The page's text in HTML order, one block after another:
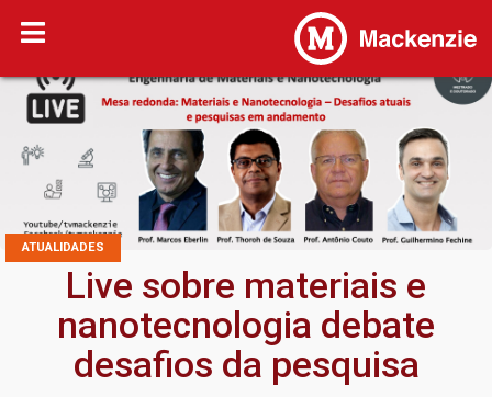
ATUALIDADES
Live sobre materiais e
nanotecnologia debate
desafios da pesquisa